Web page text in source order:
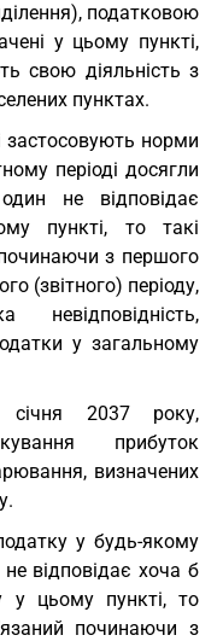
податковою
у цьому пункті,
свою діяльність з
пунктах.
застосовують норми
періоді досягли
не відповідає
пункті, то такі
починаючи з першого
(звітного) періоду,
у загальному
2037 року,
прибуток
визначених
у будь-якому
відповідає хоча б
у цьому пункті, то
починаючи з